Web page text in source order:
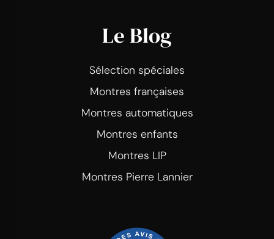
Le Blog
Sélection spéciales
Montres françaises
Montres automatiques
Montres enfants
Montres LIP
Montres Pierre Lannier